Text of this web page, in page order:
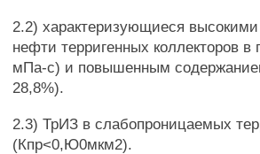
2.2) характеризующиеся
нефти терригенных коллекторов
мПа-с) и повышенным
28,8%).
2.3) ТрИЗ в слабопроницаемых
(Кпр<0,Ю0мкм2).